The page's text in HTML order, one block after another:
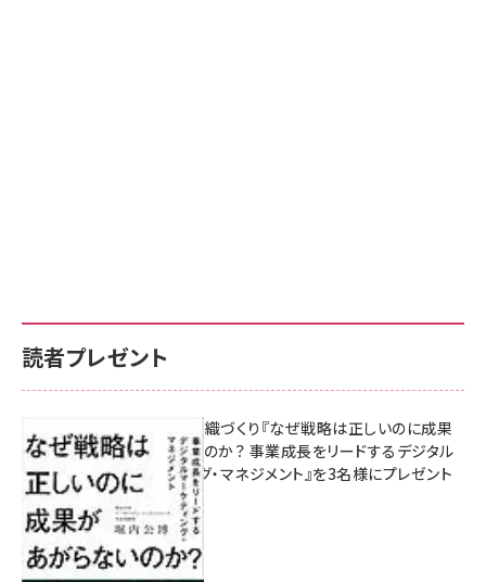
読者プレゼント
成果を生む組織づくり『なぜ戦略は正しいのに成果
があがらないのか？ 事業成長をリードするデジタル
マーケティング・マネジメント』を3名様にプレゼント
10:00